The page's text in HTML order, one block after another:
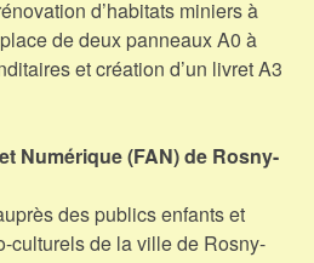
d’habitats miniers à
de deux panneaux A0 à
et création d’un livret A3
Numérique (FAN) de Rosny-
des publics enfants et
culturels de la ville de Rosny-